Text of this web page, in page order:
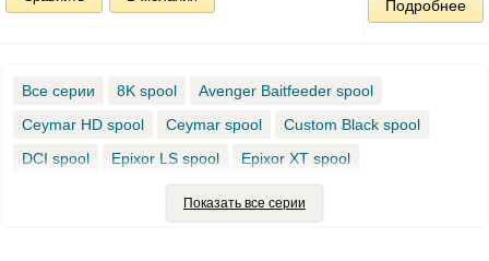
Подробнее
Все серии 8K spool
Avenger Baitfeeder spool
Ceymar HD spool
Ceymar spool
Custom Black spool
DCI spool
Epixor LS spool
Epixor XT spool
ITX CB spool
LS Baitfeeder 6 K spool
Показать все серии